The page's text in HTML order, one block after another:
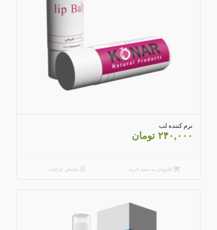
5.00
نرم کننده لب
۲۴۰,۰۰۰ تومان
افزودن به سبد خرید نمایش جزئیات